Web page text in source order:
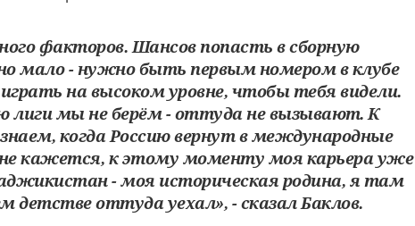
факторов. Шансов попасть в сборную
мало - нужно быть первым номером в клубе
на высоком уровне, чтобы тебя видели.
лиги мы не берём - оттуда не вызывают. К
когда Россию вернут в международные
кажется, к этому моменту моя карьера уже
- моя историческая родина, я там
детстве оттуда уехал», - сказал Баклов.